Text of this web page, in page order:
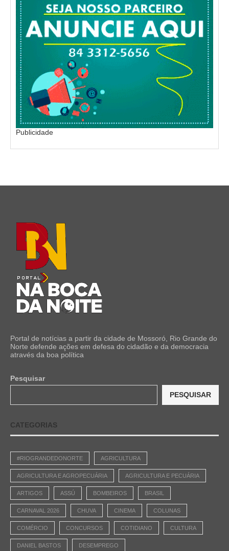
Publicidade
Portal de notícias a partir da cidade de Mossoró, Rio Grande do
Norte defende ações em defesa do cidadão e da democracia
através da boa política
Pesquisar
PESQUISAR
CATEGORIAS
#RIOGRANDEDONORTE AGRICULTURA
AGRICULTURA E AGROPECUÁRIA AGRICULTURA E PECUÁRIA
ARTIGOS ASSÚ BOMBEIROS BRASIL
CARNAVAL 2026 CHUVA CINEMA COLUNAS
COMÉRCIO CONCURSOS COTIDIANO CULTURA
DANIEL BASTOS DESEMPREGO